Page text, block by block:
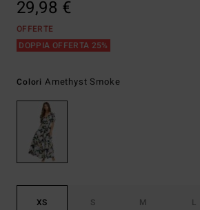
29,98 €
OFFERTE
DOPPIA OFFERTA 25%
Colori Amethyst Smoke
XS S M L